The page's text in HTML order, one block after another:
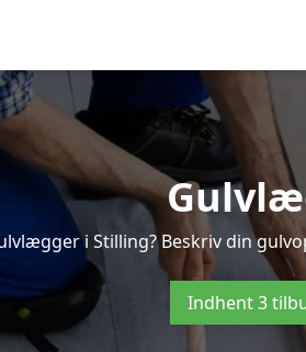
i Stilling? Beskriv din
Indhent 3